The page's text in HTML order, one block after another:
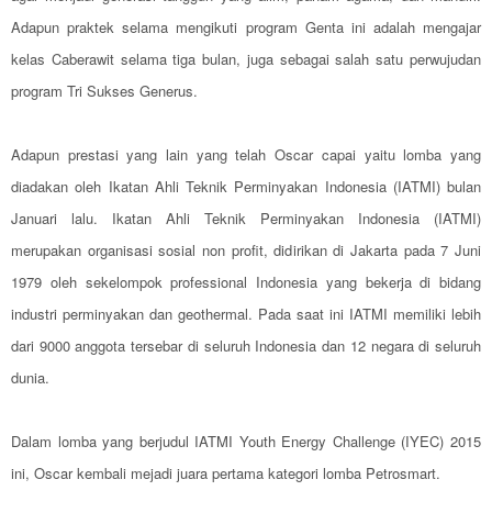
Adapun praktek selama mengikuti program Genta ini adalah mengajar
kelas Caberawit selama tiga bulan, juga sebagai salah satu perwujudan
program Tri Sukses Generus.
Adapun prestasi yang lain yang telah Oscar capai yaitu lomba yang
diadakan oleh Ikatan Ahli Teknik Perminyakan Indonesia (IATMI) bulan
Januari lalu. Ikatan Ahli Teknik Perminyakan Indonesia (IATMI)
merupakan organisasi sosial non profit, didirikan di Jakarta pada 7 Juni
1979 oleh sekelompok professional Indonesia yang bekerja di bidang
industri perminyakan dan geothermal. Pada saat ini IATMI memiliki lebih
dari 9000 anggota tersebar di seluruh Indonesia dan 12 negara di seluruh
dunia.
Dalam lomba yang berjudul IATMI Youth Energy Challenge (IYEC) 2015
ini, Oscar kembali mejadi juara pertama kategori lomba Petrosmart.